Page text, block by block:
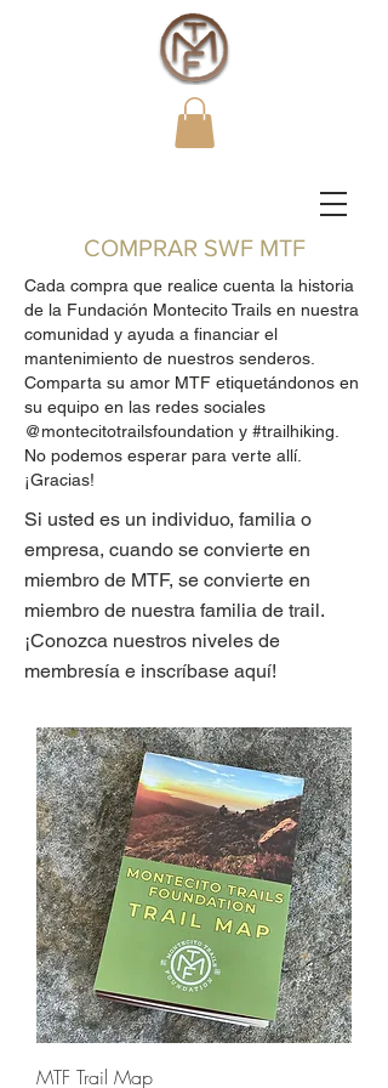
COMPRAR SWF MTF
Cada compra que realice cuenta la historia
de la Fundación Montecito Trails en nuestra
comunidad y ayuda a financiar el
mantenimiento de nuestros senderos.
Comparta su amor MTF etiquetándonos en
su equipo en las redes sociales
@montecitotrailsfoundation y #trailhiking.
No podemos esperar para verte allí.
¡Gracias!
Si usted es un individuo, familia o
empresa, cuando se convierte en
miembro de MTF, se convierte en
miembro de nuestra familia de trail.
¡Conozca nuestros niveles de
membresía e inscríbase aquí!
MTF Trail Map